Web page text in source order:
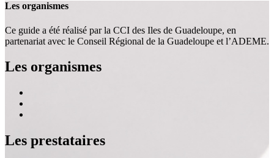
Les organismes
Ce guide a été réalisé par la CCI des Iles de Guadeloupe, en
partenariat avec le Conseil Régional de la Guadeloupe et l’ADEME.
Les organismes
Les prestataires